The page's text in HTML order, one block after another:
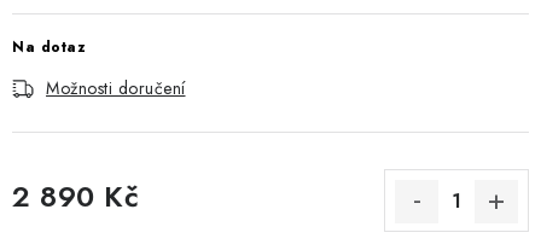
AUTOSTANY
CESTOVNÍ ZAVAZADLA
Půjčovna
Na dotaz
Možnosti doručení
2 890 Kč